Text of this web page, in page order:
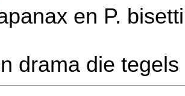
en P.
drama die tegels